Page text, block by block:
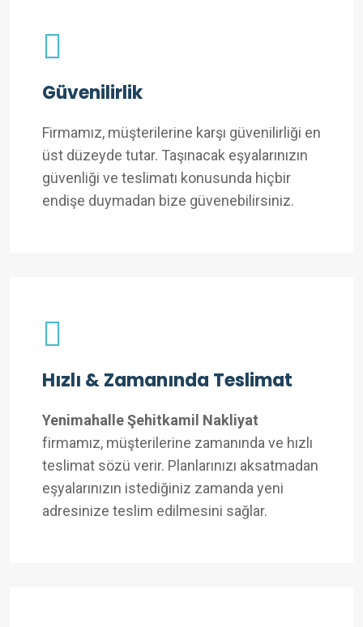
Güvenilirlik
Firmamız, müşterilerine karşı güvenilirliği en
üst düzeyde tutar. Taşınacak eşyalarınızın
güvenliği ve teslimatı konusunda hiçbir
endişe duymadan bize güvenebilirsiniz.
Hızlı & Zamanında Teslimat
Yenimahalle Şehitkamil Nakliyat
firmamız, müşterilerine zamanında ve hızlı
teslimat sözü verir. Planlarınızı aksatmadan
eşyalarınızın istediğiniz zamanda yeni
adresinize teslim edilmesini sağlar.